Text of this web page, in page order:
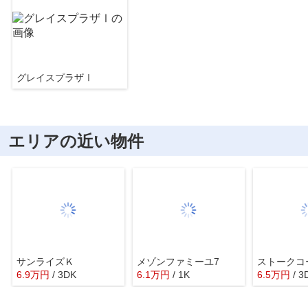
グレイスプラザⅠ
エリアの近い物件
サンライズＫ
6.9万円 / 3DK
メゾンファミーユ7
6.1万円 / 1K
ストークコ
6.5万円 /